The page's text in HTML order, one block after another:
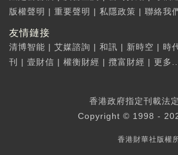
版權聲明 | 重要聲明 | 私隱政策 | 聯絡我
友情鏈接
清博智能 | 艾媒諮詢 | 和訊 | 新時空 | 時
刊
| 壹財信 | 權衡財經 | 攬富財經 | 更多
香港政府指定刊載法
Copyright © 1998 -
香港財華社版權